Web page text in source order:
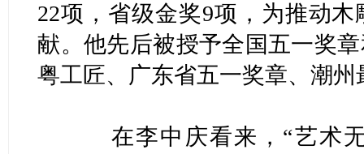
22项，省级金奖9项，为推动
献。他先后被授予全国五一奖
粤工匠、广东省五一奖章、潮
在李中庆看来，“艺术无